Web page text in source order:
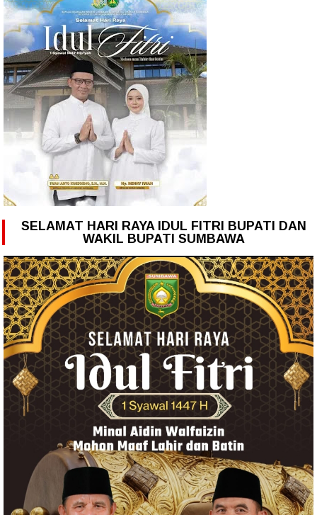
SELAMAT HARI RAYA IDUL FITRI BUPATI DAN
WAKIL BUPATI SUMBAWA